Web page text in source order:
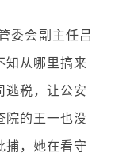
会副主任吕
知从哪里搞来
逃税，让公安
院的王一也没
捕，她在看守